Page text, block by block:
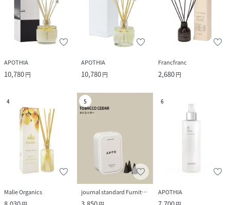
APOTHIA
10,780円
APOTHIA
10,780円
Francfranc
2,680円
4
Malie Organics
5
journal standard Furniture
6
APOTHIA